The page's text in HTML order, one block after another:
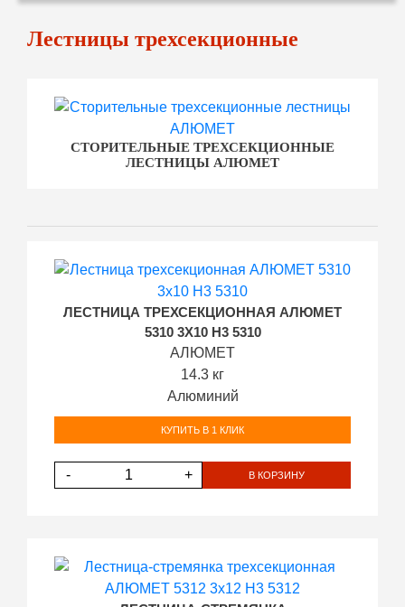
Лестницы трехсекционные
СТОРИТЕЛЬНЫЕ ТРЕХСЕКЦИОННЫЕ
ЛЕСТНИЦЫ АЛЮМЕТ
ЛЕСТНИЦА ТРЕХСЕКЦИОННАЯ АЛЮМЕТ
5310 3Х10 H3 5310
АЛЮМЕТ
14.3 кг
Алюминий
КУПИТЬ В 1 КЛИК
- + В КОРЗИНУ